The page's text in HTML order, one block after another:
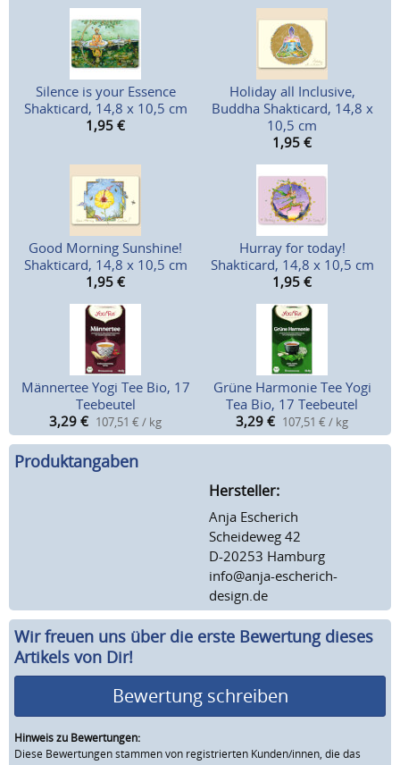
Silence is your Essence
Shakticard, 14,8 x 10,5 cm
1,95 €
Holiday all Inclusive,
Buddha Shakticard, 14,8 x
10,5 cm
1,95 €
Good Morning Sunshine!
Shakticard, 14,8 x 10,5 cm
1,95 €
Hurray for today!
Shakticard, 14,8 x 10,5 cm
1,95 €
Männertee Yogi Tee Bio, 17
Teebeutel
3,29 € 107,51 € / kg
Grüne Harmonie Tee Yogi
Tea Bio, 17 Teebeutel
3,29 € 107,51 € / kg
Produktangaben
Hersteller:
Anja Escherich
Scheideweg 42
D-20253 Hamburg
info@anja-escherich-
design.de
Wir freuen uns über die erste Bewertung dieses
Artikels von Dir!
Bewertung schreiben
Hinweis zu Bewertungen:
Diese Bewertungen stammen von registrierten Kunden/innen, die das